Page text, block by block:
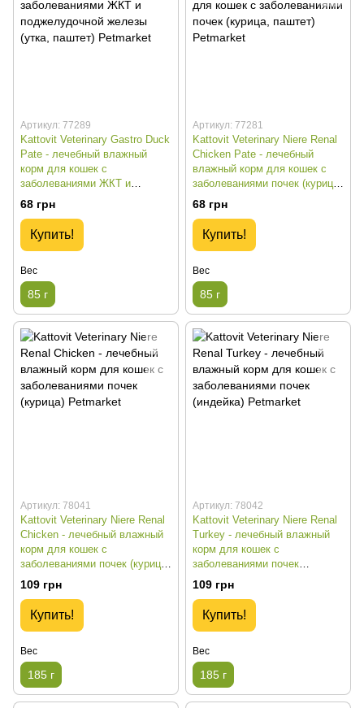
Артикул: 77289
Kattovit Veterinary Gastro Duck
Pate - лечебный влажный
корм для кошек с
заболеваниями ЖКТ и
поджелудочной железы (утка,
паштет) - 85 г
68 грн
Купить!
Вес
85 г
Артикул: 77281
Kattovit Veterinary Niere Renal
Chicken Pate - лечебный
влажный корм для кошек с
заболеваниями почек (курица,
паштет) - 85 г
68 грн
Купить!
Вес
85 г
Артикул: 78041
Kattovit Veterinary Niere Renal
Chicken - лечебный влажный
корм для кошек с
заболеваниями почек (курица)
- 185 г
109 грн
Купить!
Вес
185 г
Артикул: 78042
Kattovit Veterinary Niere Renal
Turkey - лечебный влажный
корм для кошек с
заболеваниями почек
(индейка) - 185 г
109 грн
Купить!
Вес
185 г